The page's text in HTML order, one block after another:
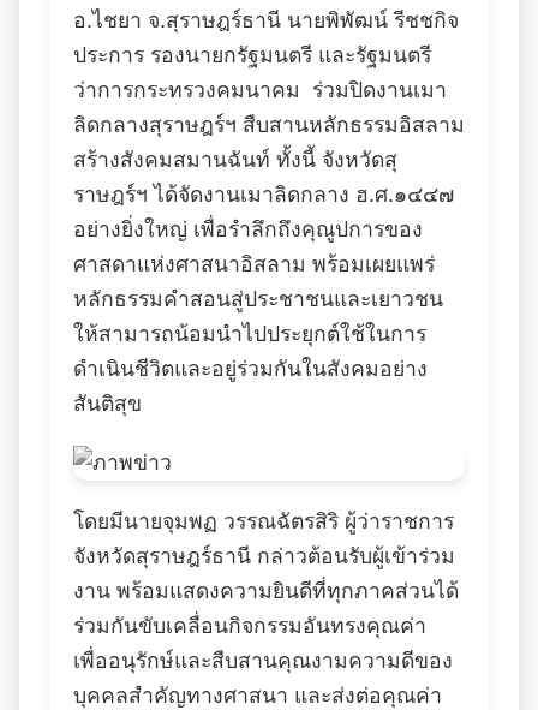
อ.ไชยา จ.สุราษฎร์ธานี นายพิพัฒน์ รีชชกิจ
ประการ รองนายกรัฐมนตรี และรัฐมนตรี
ว่าการกระทรวงคมนาคม ร่วมปิดงานเมา
ลิดกลางสุราษฎร์ฯ สืบสานหลักธรรมอิสลาม
สร้างสังคมสมานฉันท์ ทั้งนี้ จังหวัดสุ
ราษฎร์ฯ ได้จัดงานเมาลิดกลาง ฮ.ศ.๑๔๔๗
อย่างยิ่งใหญ่ เพื่อรำลึกถึงคุณูปการของ
ศาสดาแห่งศาสนาอิสลาม พร้อมเผยแพร่
หลักธรรมคำสอนสู่ประชาชนและเยาวชน
ให้สามารถน้อมนำไปประยุกต์ใช้ในการ
ดำเนินชีวิตและอยู่ร่วมกันในสังคมอย่าง
สันติสุข
โดยมีนายจุมพฏ วรรณฉัตรสิริ ผู้ว่าราชการ
จังหวัดสุราษฎร์ธานี กล่าวต้อนรับผู้เข้าร่วม
งาน พร้อมแสดงความยินดีที่ทุกภาคส่วนได้
ร่วมกันขับเคลื่อนกิจกรรมอันทรงคุณค่า
เพื่ออนุรักษ์และสืบสานคุณงามความดีของ
บุคคลสำคัญทางศาสนา และส่งต่อคุณค่า